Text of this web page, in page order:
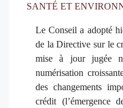
SANTÉ ET
Le Conseil a adopté
de la Directive sur le
mise à jour jugée
numérisation
des changements
crédit (l’émergence